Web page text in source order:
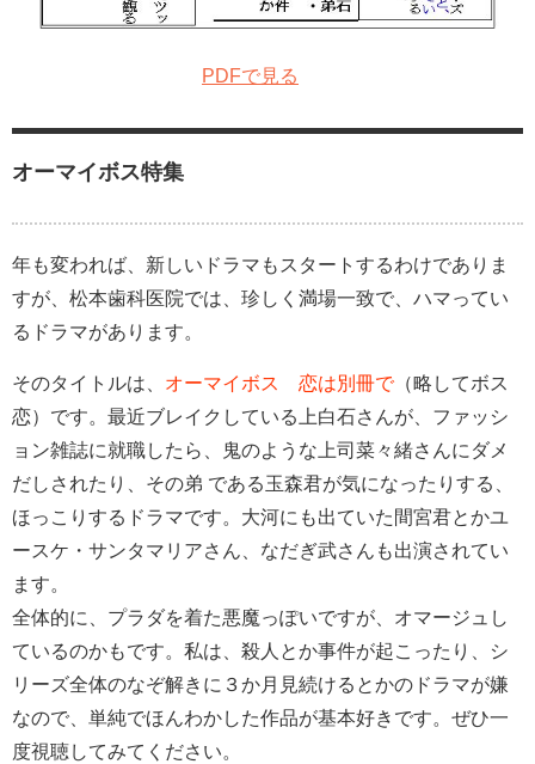
PDFで見る
オーマイボス特集
年も変われば、新しいドラマもスタートするわけでありま
すが、松本歯科医院では、珍しく満場一致で、ハマってい
るドラマがあります。
そのタイトルは、 オーマイボス 恋は別冊で（略してボス
恋）です。最近ブレイクしている上白石さんが、ファッシ
ョン雑誌に就職したら、鬼のような上司菜々緒さんにダメ
だしされたり、その弟 である玉森君が気になったりする、
ほっこりするドラマです。大河にも出ていた間宮君とかユ
ースケ・サンタマリアさん、なだぎ武さんも出演されてい
ます。
全体的に、プラダを着た悪魔っぽいですが、オマージュし
ているのかもです。私は、殺人とか事件が起こったり、シ
リーズ全体のなぞ解きに３か月見続けるとかのドラマが嫌
なので、単純でほんわかした作品が基本好きです。ぜひ一
度視聴してみてください。